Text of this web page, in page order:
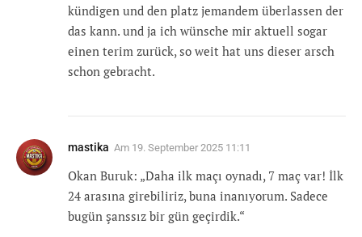
kündigen und den platz jemandem überlassen der
das kann. und ja ich wünsche mir aktuell sogar
einen terim zurück, so weit hat uns dieser arsch
schon gebracht.
mastika Am 19. September 2025 11:11
Okan Buruk: „Daha ilk maçı oynadı, 7 maç var! İlk
24 arasına girebiliriz, buna inanıyorum. Sadece
bugün şanssız bir gün geçirdik.“